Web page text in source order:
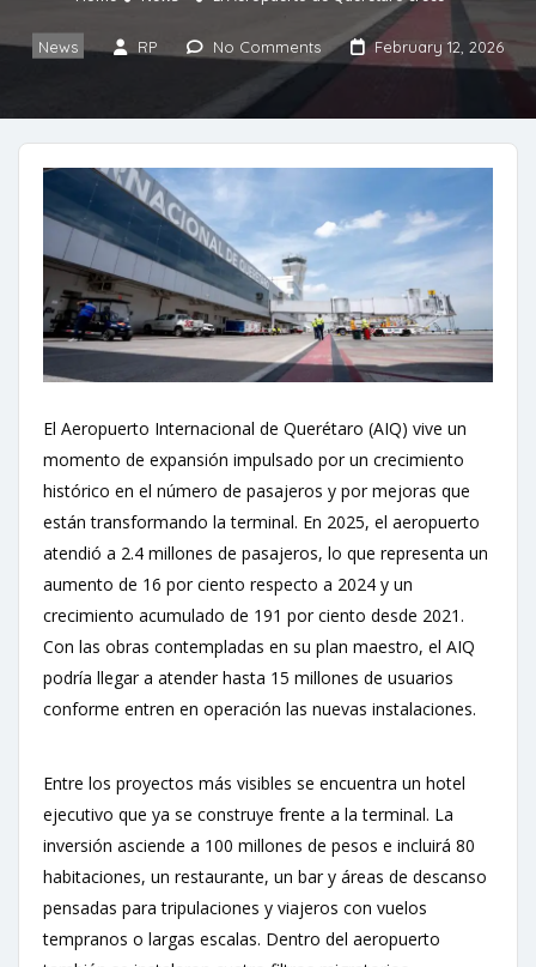
News RP No Comments February 12, 2026
El Aeropuerto Internacional de Querétaro (AIQ) vive un
momento de expansión impulsado por un crecimiento
histórico en el número de pasajeros y por mejoras que
están transformando la terminal. En 2025, el aeropuerto
atendió a 2.4 millones de pasajeros, lo que representa un
aumento de 16 por ciento respecto a 2024 y un
crecimiento acumulado de 191 por ciento desde 2021.
Con las obras contempladas en su plan maestro, el AIQ
podría llegar a atender hasta 15 millones de usuarios
conforme entren en operación las nuevas instalaciones.
Entre los proyectos más visibles se encuentra un hotel
ejecutivo que ya se construye frente a la terminal. La
inversión asciende a 100 millones de pesos e incluirá 80
habitaciones, un restaurante, un bar y áreas de descanso
pensadas para tripulaciones y viajeros con vuelos
tempranos o largas escalas. Dentro del aeropuerto